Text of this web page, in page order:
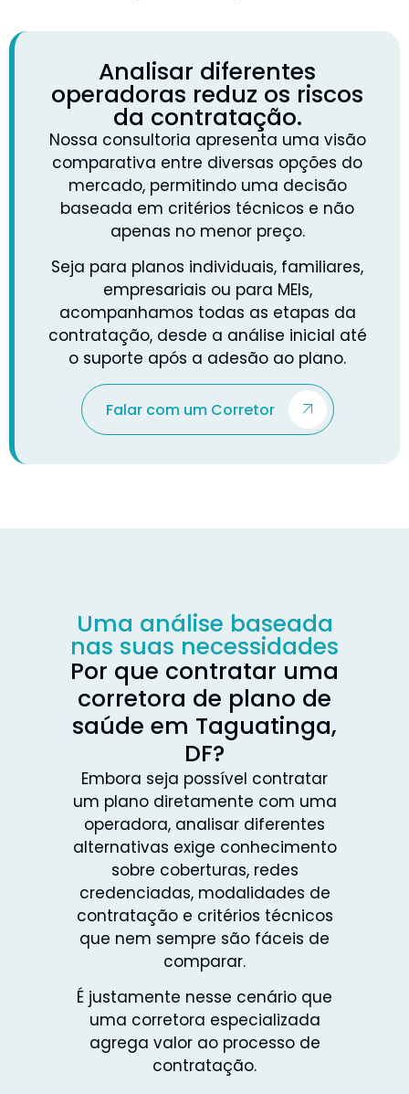
Analisar diferentes
operadoras reduz os riscos
da contratação.
Nossa consultoria apresenta uma visão
comparativa entre diversas opções do
mercado, permitindo uma decisão
baseada em critérios técnicos e não
apenas no menor preço.
Seja para planos individuais, familiares,
empresariais ou para MEIs,
acompanhamos todas as etapas da
contratação, desde a análise inicial até
o suporte após a adesão ao plano.
Falar com um Corretor
Uma análise baseada
nas suas necessidades
Por que contratar uma
corretora de plano de
saúde em Taguatinga,
DF?
Embora seja possível contratar
um plano diretamente com uma
operadora, analisar diferentes
alternativas exige conhecimento
sobre coberturas, redes
credenciadas, modalidades de
contratação e critérios técnicos
que nem sempre são fáceis de
comparar.
É justamente nesse cenário que
uma corretora especializada
agrega valor ao processo de
contratação.